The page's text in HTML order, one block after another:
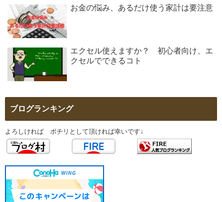
お金の悩み、あるだけ使う家計は要注意
エクセル使えますか？ 初心者向け、エ
クセルでできるコト
ブログランキング
よろしければ ポチリとして頂ければ幸いです↓